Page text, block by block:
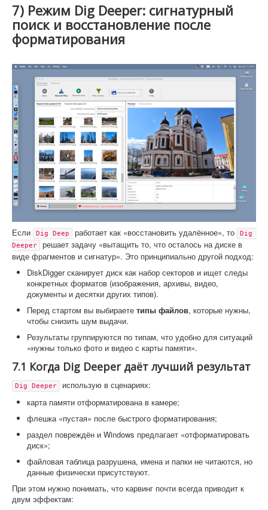
7) Режим Dig Deeper: сигнатурный
поиск и восстановление после
форматирования
Если Dig Deep работает как «восстановить удалённое», то
Dig
Deeper
решает задачу «вытащить то, что осталось на диске в
виде фрагментов и сигнатур». Это принципиально другой подход:
DiskDigger сканирует диск как набор секторов и ищет следы
конкретных форматов (изображения, архивы, видео,
документы и десятки других типов).
Перед стартом вы выбираете типы файлов, которые нужны,
чтобы снизить шум выдачи.
Результаты группируются по типам, что удобно для ситуаций
«нужны только фото и видео с карты памяти».
7.1 Когда Dig Deeper даёт лучший результат
Dig Deeper
использую в сценариях:
карта памяти отформатирована в камере;
флешка «пустая» после быстрого форматирования;
раздел повреждён и Windows предлагает «отформатировать
диск»;
файловая таблица разрушена, имена и папки не читаются, но
данные физически присутствуют.
При этом нужно понимать, что карвинг почти всегда приводит к
двум эффектам: